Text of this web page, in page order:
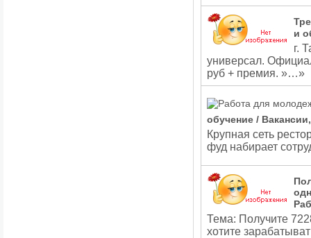
и
г.
универсал.
руб + премия. »…»
обучение /
Крупная сеть
фуд набирает
Тема: Получите
хотите